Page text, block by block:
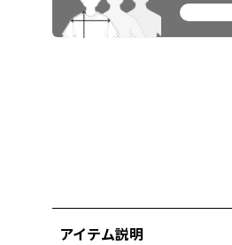
アイテム説明